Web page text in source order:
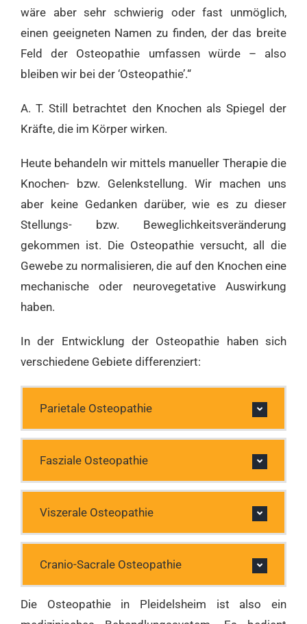
wäre aber sehr schwierig oder fast unmöglich,
einen geeigneten Namen zu finden, der das breite
Feld der Osteopathie umfassen würde – also
bleiben wir bei der ‘Osteopathie’.“
A. T. Still betrachtet den Knochen als Spiegel der
Kräfte, die im Körper wirken.
Heute behandeln wir mittels manueller Therapie die
Knochen- bzw. Gelenkstellung. Wir machen uns
aber keine Gedanken darüber, wie es zu dieser
Stellungs- bzw. Beweglichkeitsveränderung
gekommen ist. Die Osteopathie versucht, all die
Gewebe zu normalisieren, die auf den Knochen eine
mechanische oder neurovegetative Auswirkung
haben.
In der Entwicklung der Osteopathie haben sich
verschiedene Gebiete differenziert:
Parietale Osteopathie
Fasziale Osteopathie
Viszerale Osteopathie
Cranio-Sacrale Osteopathie
Die Osteopathie in Pleidelsheim ist also ein